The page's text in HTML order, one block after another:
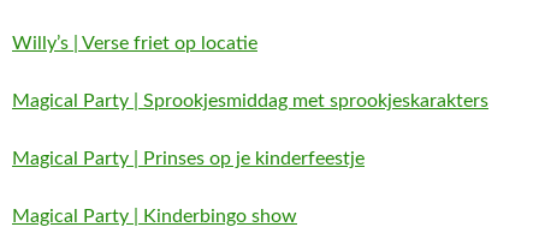
Willy’s | Verse friet op locatie
Magical Party | Sprookjesmiddag met sprookjeskarakters
Magical Party | Prinses op je kinderfeestje
Magical Party | Kinderbingo show